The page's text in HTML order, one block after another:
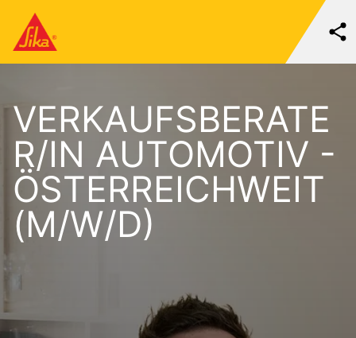
VERKAUFSBERATE
R/IN AUTOMOTIV -
ÖSTERREICHWEIT
(M/W/D)